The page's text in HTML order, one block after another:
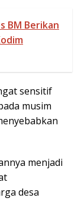
BM Berikan
sensitif
musim
menjadi
desa